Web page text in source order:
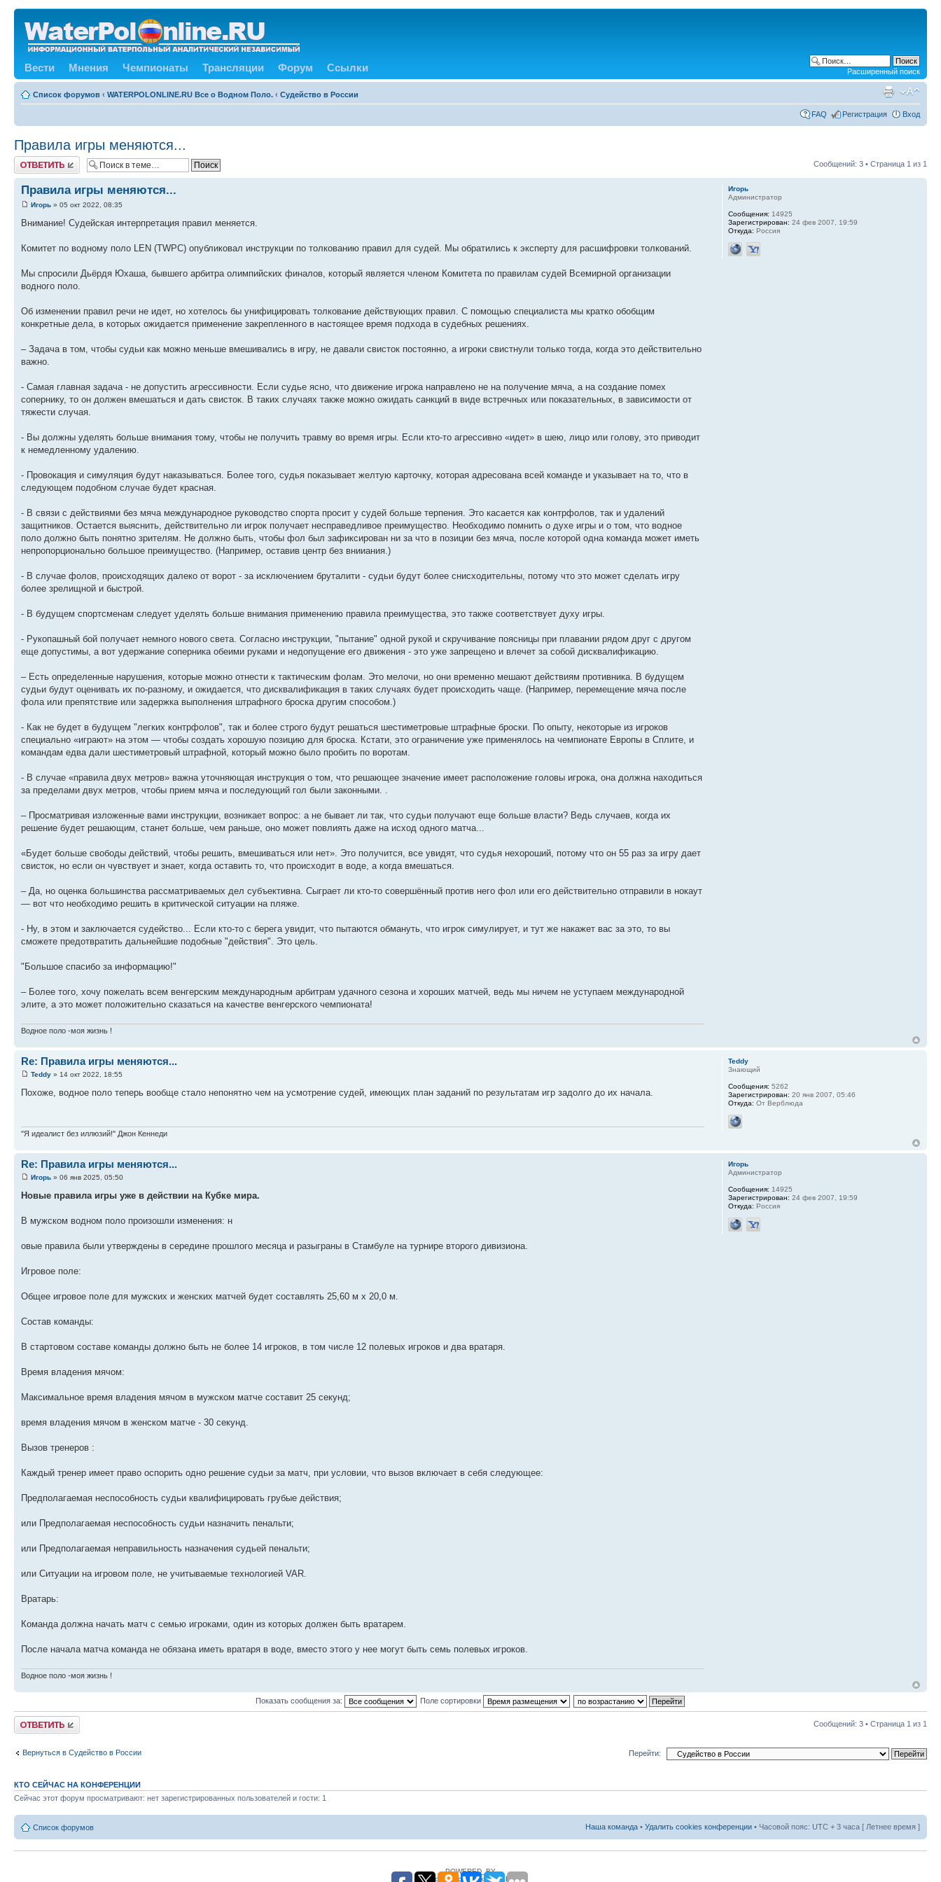
Вести Мнения Чемпионаты Трансляции Форум Ссылки Расширенный поиск
Список форумов ‹ WATERPOLONLINE.RU Все о Водном Поло. ‹ Судейство в России
FAQ Регистрация Вход
Правила игры меняются...
Ответить Сообщений: 3 • Страница 1 из 1
Правила игры меняются...
Игорь » 05 окт 2022, 08:35
Внимание! Судейская интерпретация правил меняется.
Комитет по водному поло LEN (TWPC) опубликовал инструкции по толкованию правил для судей. Мы обратились к эксперту для расшифровки толкований.
Мы спросили Дьёрдя Юхаша, бывшего арбитра олимпийских финалов, который является членом Комитета по правилам судей Всемирной организации
водного поло.
Об изменении правил речи не идет, но хотелось бы унифицировать толкование действующих правил. С помощью специалиста мы кратко обобщим
конкретные дела, в которых ожидается применение закрепленного в настоящее время подхода в судебных решениях.
– Задача в том, чтобы судьи как можно меньше вмешивались в игру, не давали свисток постоянно, а игроки свистнули только тогда, когда это действительно
важно.
- Самая главная задача - не допустить агрессивности. Если судье ясно, что движение игрока направлено не на получение мяча, а на создание помех
сопернику, то он должен вмешаться и дать свисток. В таких случаях также можно ожидать санкций в виде встречных или показательных, в зависимости от
тяжести случая.
- Вы должны уделять больше внимания тому, чтобы не получить травму во время игры. Если кто-то агрессивно «идет» в шею, лицо или голову, это приводит
к немедленному удалению.
- Провокация и симуляция будут наказываться. Более того, судья показывает желтую карточку, которая адресована всей команде и указывает на то, что в
следующем подобном случае будет красная.
- В связи с действиями без мяча международное руководство спорта просит у судей больше терпения. Это касается как контрфолов, так и удалений
защитников. Остается выяснить, действительно ли игрок получает несправедливое преимущество. Необходимо помнить о духе игры и о том, что водное
поло должно быть понятно зрителям. Не должно быть, чтобы фол был зафиксирован ни за что в позиции без мяча, после которой одна команда может иметь
непропорционально большое преимущество. (Например, оставив центр без внииания.)
- В случае фолов, происходящих далеко от ворот - за исключением бруталити - судьи будут более снисходительны, потому что это может сделать игру
более зрелищной и быстрой.
- В будущем спортсменам следует уделять больше внимания применению правила преимущества, это также соответствует духу игры.
- Рукопашный бой получает немного нового света. Согласно инструкции, "пытание" одной рукой и скручивание поясницы при плавании рядом друг с другом
еще допустимы, а вот удержание соперника обеими руками и недопущение его движения - это уже запрещено и влечет за собой дисквалификацию.
– Есть определенные нарушения, которые можно отнести к тактическим фолам. Это мелочи, но они временно мешают действиям противника. В будущем
судьи будут оценивать их по-разному, и ожидается, что дисквалификация в таких случаях будет происходить чаще. (Например, перемещение мяча после
фола или препятствие или задержка выполнения штрафного броска другим способом.)
- Как не будет в будущем "легких контрфолов", так и более строго будут решаться шестиметровые штрафные броски. По опыту, некоторые из игроков
специально «играют» на этом — чтобы создать хорошую позицию для броска. Кстати, это ограничение уже применялось на чемпионате Европы в Сплите, и
командам едва дали шестиметровый штрафной, который можно было пробить по воротам.
- В случае «правила двух метров» важна уточняющая инструкция о том, что решающее значение имеет расположение головы игрока, она должна находиться
за пределами двух метров, чтобы прием мяча и последующий гол были законными. .
– Просматривая изложенные вами инструкции, возникает вопрос: а не бывает ли так, что судьи получают еще больше власти? Ведь случаев, когда их
решение будет решающим, станет больше, чем раньше, оно может повлиять даже на исход одного матча...
«Будет больше свободы действий, чтобы решить, вмешиваться или нет». Это получится, все увидят, что судья нехороший, потому что он 55 раз за игру дает
свисток, но если он чувствует и знает, когда оставить то, что происходит в воде, а когда вмешаться.
– Да, но оценка большинства рассматриваемых дел субъективна. Сыграет ли кто-то совершённый против него фол или его действительно отправили в нокаут
— вот что необходимо решить в критической ситуации на пляже.
- Ну, в этом и заключается судейство... Если кто-то с берега увидит, что пытаются обмануть, что игрок симулирует, и тут же накажет вас за это, то вы
сможете предотвратить дальнейшие подобные "действия". Это цель.
"Большое спасибо за информацию!"
– Более того, хочу пожелать всем венгерским международным арбитрам удачного сезона и хороших матчей, ведь мы ничем не уступаем международной
элите, а это может положительно сказаться на качестве венгерского чемпионата!
Водное поло -моя жизнь !
Игорь
Администратор
Сообщения: 14925
Зарегистрирован: 24 фев 2007, 19:59
Откуда: Россия
Re: Правила игры меняются...
Teddy » 14 окт 2022, 18:55
Похоже, водное поло теперь вообще стало непонятно чем на усмотрение судей, имеющих план заданий по результатам игр задолго до их начала.
''Я идеалист без иллюзий!'' Джон Кеннеди
Teddy
Знающий
Сообщения: 5262
Зарегистрирован: 20 янв 2007, 05:46
Откуда: От Верблюда
Re: Правила игры меняются...
Игорь » 06 янв 2025, 05:50
Новые правила игры уже в действии на Кубке мира.
В мужском водном поло произошли изменения: н
овые правила были утверждены в середине прошлого месяца и разыграны в Стамбуле на турнире второго дивизиона.
Игровое поле:
Общее игровое поле для мужских и женских матчей будет составлять 25,60 м х 20,0 м.
Состав команды:
В стартовом составе команды должно быть не более 14 игроков, в том числе 12 полевых игроков и два вратаря.
Время владения мячом:
Максимальное время владения мячом в мужском матче составит 25 секунд;
время владения мячом в женском матче - 30 секунд.
Вызов тренеров :
Каждый тренер имеет право оспорить одно решение судьи за матч, при условии, что вызов включает в себя следующее:
Предполагаемая неспособность судьи квалифицировать грубые действия;
или Предполагаемая неспособность судьи назначить пенальти;
или Предполагаемая неправильность назначения судьей пенальти;
или Ситуации на игровом поле, не учитываемые технологией VAR.
Вратарь:
Команда должна начать матч с семью игроками, один из которых должен быть вратарем.
После начала матча команда не обязана иметь вратаря в воде, вместо этого у нее могут быть семь полевых игроков.
Водное поло -моя жизнь !
Игорь
Администратор
Сообщения: 14925
Зарегистрирован: 24 фев 2007, 19:59
Откуда: Россия
Показать сообщения за: Поле сортировки
Ответить Сообщений: 3 • Страница 1 из 1
Вернуться в Судейство в России Перейти:
КТО СЕЙЧАС НА КОНФЕРЕНЦИИ
Сейчас этот форум просматривают: нет зарегистрированных пользователей и гости: 1
Список форумов Наша команда • Удалить cookies конференции • Часовой пояс: UTC + 3 часа [ Летнее время ]
POWERED_BY
Русская поддержка phpBB